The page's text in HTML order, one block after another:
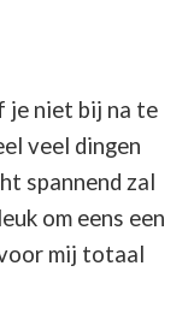
je niet bij na te
veel dingen
spannend zal
om eens een
mij totaal